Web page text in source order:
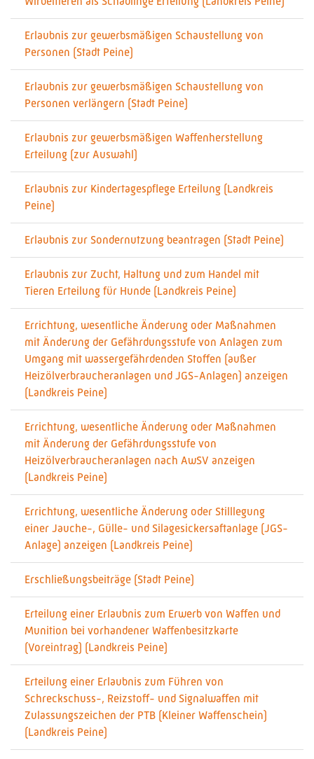
Erlaubnis zur gewerbsmäßigen Schaustellung von
Personen (Stadt Peine)
Erlaubnis zur gewerbsmäßigen Schaustellung von
Personen verlängern (Stadt Peine)
Erlaubnis zur gewerbsmäßigen Waffenherstellung
Erteilung (zur Auswahl)
Erlaubnis zur Kindertagespflege Erteilung (Landkreis
Peine)
Erlaubnis zur Sondernutzung beantragen (Stadt Peine)
Erlaubnis zur Zucht, Haltung und zum Handel mit
Tieren Erteilung für Hunde (Landkreis Peine)
Errichtung, wesentliche Änderung oder Maßnahmen
mit Änderung der Gefährdungsstufe von Anlagen zum
Umgang mit wassergefährdenden Stoffen (außer
Heizölverbraucheranlagen und JGS-Anlagen) anzeigen
(Landkreis Peine)
Errichtung, wesentliche Änderung oder Maßnahmen
mit Änderung der Gefährdungsstufe von
Heizölverbraucheranlagen nach AwSV anzeigen
(Landkreis Peine)
Errichtung, wesentliche Änderung oder Stilllegung
einer Jauche-, Gülle- und Silagesickersaftanlage (JGS-
Anlage) anzeigen (Landkreis Peine)
Erschließungsbeiträge (Stadt Peine)
Erteilung einer Erlaubnis zum Erwerb von Waffen und
Munition bei vorhandener Waffenbesitzkarte
(Voreintrag) (Landkreis Peine)
Erteilung einer Erlaubnis zum Führen von
Schreckschuss-, Reizstoff- und Signalwaffen mit
Zulassungszeichen der PTB (Kleiner Waffenschein)
(Landkreis Peine)